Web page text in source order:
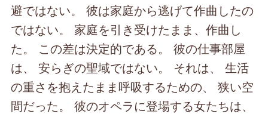
避ではない。 彼は家庭から逃げて作曲したの
ではない。 家庭を引き受けたまま、作曲し
た。 この差は決定的である。 彼の仕事部屋
は、 安らぎの聖域ではない。 それは、 生活
の重さを抱えたまま呼吸するための、 狭い空
間だった。 彼のオペラに登場する女たちは、